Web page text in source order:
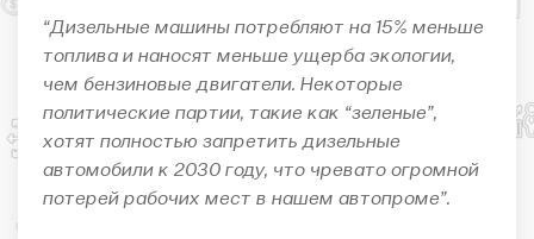
“Дизельные машины потребляют на 15% меньше
топлива и наносят меньше ущерба экологии,
чем бензиновые двигатели. Некоторые
политические партии, такие как “зеленые”,
хотят полностью запретить дизельные
автомобили к 2030 году, что чревато огромной
потерей рабочих мест в нашем автопроме”.